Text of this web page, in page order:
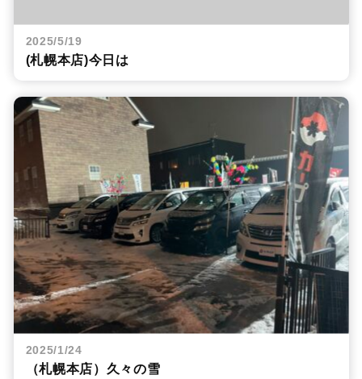
2025/5/19
(札幌本店)今日は
2025/1/24
（札幌本店）久々の雪